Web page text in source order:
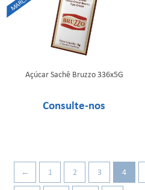
Açúcar Sachê Bruzzo 336x5G
← 1 2 3 4